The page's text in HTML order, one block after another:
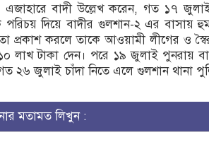
এজাহারে বাদী উল্লেখ করেন, গত ১৭
পরিচয় দিয়ে বাদীর গুলশান-২ এর বাসায়
প্রকাশ করলে তাকে আওয়ামী লীগের ও
লাখ টাকা দেন। পরে ১৯ জুলাই পুনরায়
২৬ জুলাই চাঁদা নিতে এলে গুলশান থানা
মতামত লিখুন :